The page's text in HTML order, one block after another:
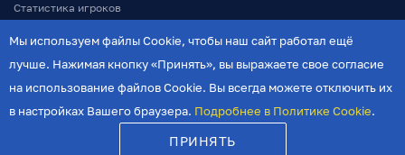
Статистика игроков
МАТЧИ
БИЛЕТЫ
ЕЩЕ
Руководство
Фонд поддержки
Спонсоры и партнеры
Мы используем файлы Cookie, чтобы наш сайт работал ещё
лучше. Нажимая кнопку «Принять», вы выражаете свое согласие
на использование файлов Cookie. Вы всегда можете отключить их
в настройках Вашего браузера. Подробнее в Политике Cookie.
ПРИНЯТЬ